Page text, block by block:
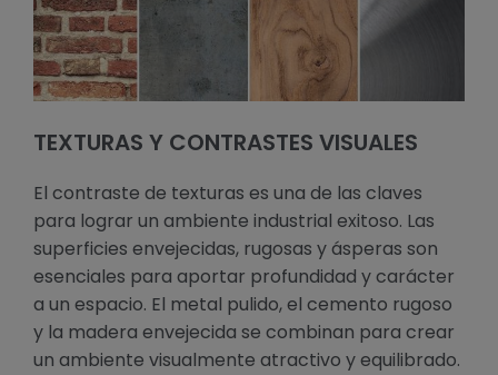
TEXTURAS Y CONTRASTES VISUALES
El contraste de texturas es una de las claves
para lograr un ambiente industrial exitoso. Las
superficies envejecidas, rugosas y ásperas son
esenciales para aportar profundidad y carácter
a un espacio. El metal pulido, el cemento rugoso
y la madera envejecida se combinan para crear
un ambiente visualmente atractivo y equilibrado.